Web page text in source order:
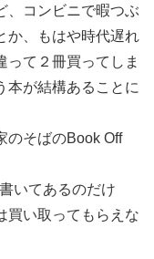
コンビニで暇つぶ
か、もはや時代遅れ
って２冊買ってしま
本が結構あることに
のそばのBook Off
いてあるのだけ
買い取ってもらえな